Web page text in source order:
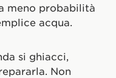
meno probabilità
acqua.
si ghiacci,
Non